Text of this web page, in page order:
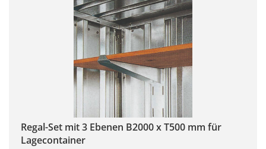
Regal-Set mit 3 Ebenen B2000 x T500 mm für
Lagecontainer